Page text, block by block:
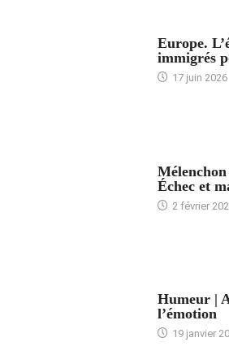
Europe.
immigrés
17 juin 2026
Échec et
2 février
Humeur |
l’émotion
19 janvier